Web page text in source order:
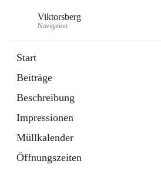
Viktorsberg
Navigation
Start
Beiträge
Beschreibung
Impressionen
Müllkalender
Öffnungszeiten
1 Schnellzugriff
Bürgerservice
10 Schnellzugriffe